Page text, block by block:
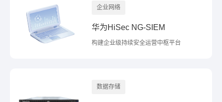
企业网络
华为HiSec NG-SIEM
构建企业级持续安全运营中枢平台
数据存储